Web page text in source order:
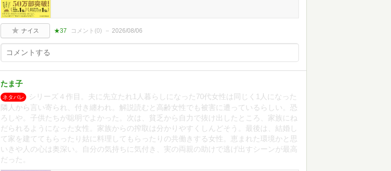
ナイス ★37 コメント(0) 2026/08/06
たま子
ネタバレ
シリーズ４作目。夫に先立たれ1人暮らしになった70代女性は同じく1人になった
隣人から言い寄られ、付き纏われ。解説読むと高齢女性でも被害に遭っているらしい。恐
ろしや。子供たちが聡明でよかった。次は、貧乏から自力で抜け出したところ、家族にね
だられるようになった女性。家族からの搾取は分かりやすくしんどそう。最後は、結婚し
て家を建ててもらったり姑に料理してもらったりの共働きする女性。恵まれた環境かと思
いきや人の心は奥深い。自分の気持ちに気付き、実の両親の助けで逃げ出すシーンが最高
だった。